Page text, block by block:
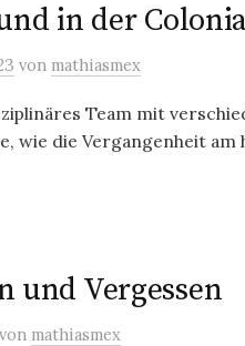
in der
von mathiasmex
Team mit
wie die Vergangenheit
und Vergessen
von mathiasmex